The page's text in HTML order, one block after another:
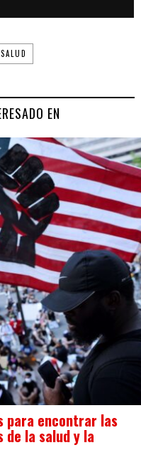
SALUD
EN
para encontrar las
de la salud y la